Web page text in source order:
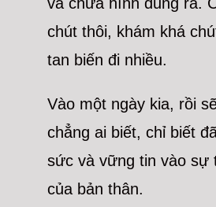
chút thôi, khám khá
tan biến đi nhiều.
Vào một ngày kia, rồi
chẳng ai biết, chỉ biết
sức và vững tin vào sự
của bản thân.